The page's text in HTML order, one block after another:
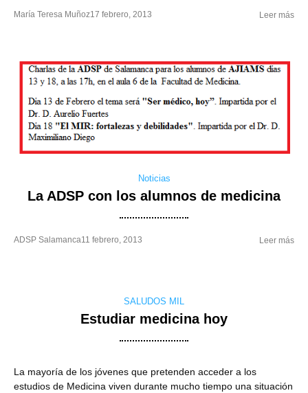
María Teresa Muñoz17 febrero, 2013 Leer más
Noticias
La ADSP con los alumnos de medicina
ADSP Salamanca11 febrero, 2013 Leer más
SALUDOS MIL
Estudiar medicina hoy
La mayoría de los jóvenes que pretenden acceder a los
estudios de Medicina viven durante mucho tiempo una situación